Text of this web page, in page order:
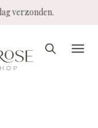
dag verzonden.